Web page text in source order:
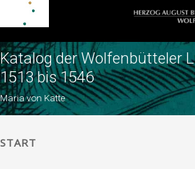
Katalog der Wolfenbütteler
1513 bis 1546
Maria von Katte
START